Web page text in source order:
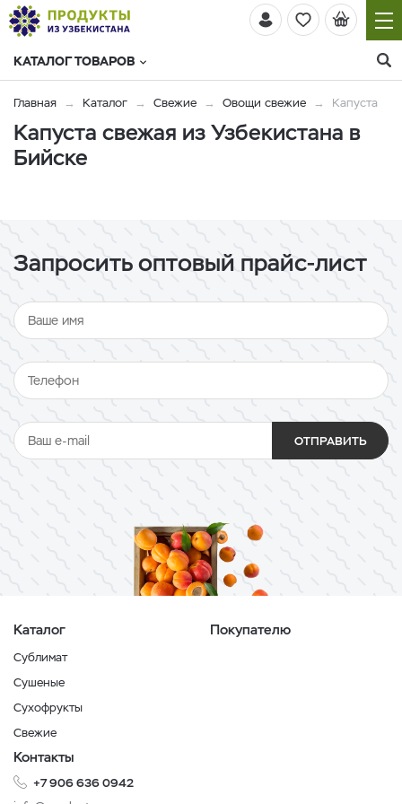
КАТАЛОГ ТОВАРОВ
Главная Каталог Свежие Овощи свежие Капуста
Капуста свежая из Узбекистана в
Бийске
Запросить оптовый прайс-лист
ОТПРАВИТЬ
Каталог
Сублимат
Сушеные
Сухофрукты
Свежие
Покупателю
Контакты
+7 906 636 0942